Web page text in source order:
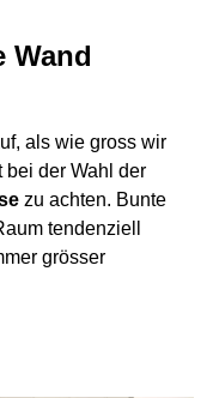
Wand
als wie gross wir
der Wahl der
zu achten. Bunte
tendenziell
grösser